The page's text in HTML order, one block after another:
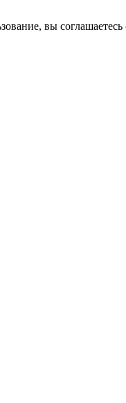
вы соглашаетесь